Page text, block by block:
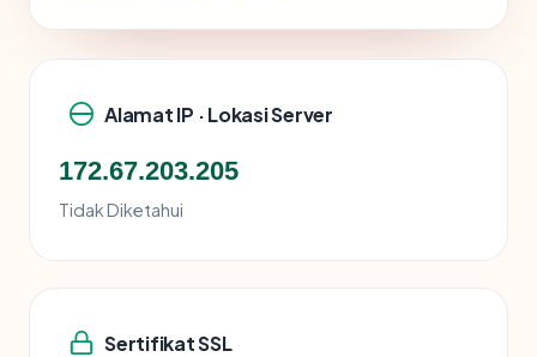
Alamat IP · Lokasi Server
172.67.203.205
Tidak Diketahui
Sertifikat SSL